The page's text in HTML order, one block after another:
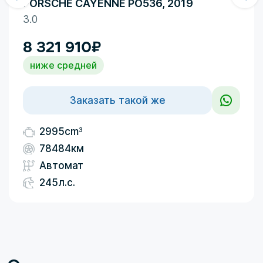
2995cm3
78484км
Автомат
245л.с.
PORSCHE CAYENNE PO536, 2019
3.0
8 321 910₽
ниже средней
Заказать такой же